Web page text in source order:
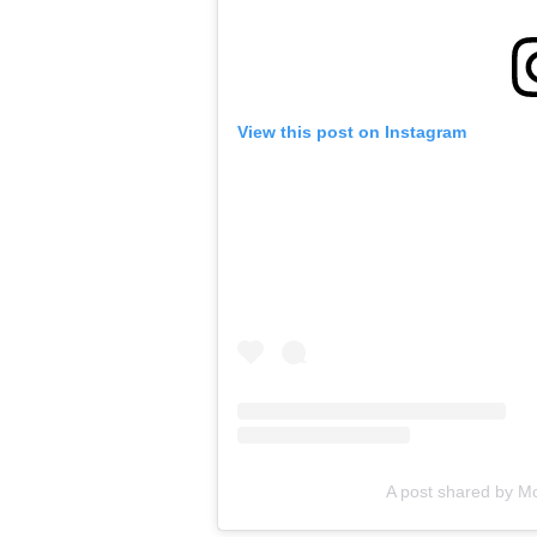
View this post on Instagram
A post shared by